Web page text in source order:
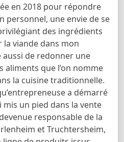
en 2018 pour répondre
personnel, une envie de se
des ingrédients
viande dans mon
de redonner une
aliments que l’on nomme
la cuisine traditionnelle.
a démarré
mis un pied dans la vente
responsable de la
et Truchtersheim,